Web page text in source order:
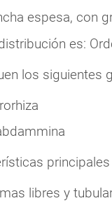
espesa, con
es:
los siguientes
libres y